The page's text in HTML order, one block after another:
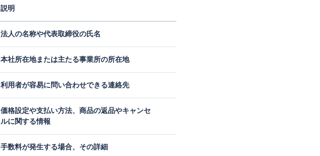
説明
法人の名称や代表取締役の氏名
本社所在地または主たる事業所の所在地
利用者が容易に問い合わせできる連絡先
価格設定や支払い方法、商品の返品やキャンセ
ルに関する情報
手数料が発生する場合、その詳細